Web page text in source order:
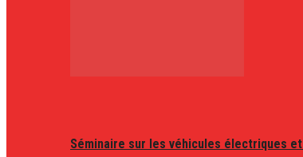
Séminaire sur les véhicules électriques